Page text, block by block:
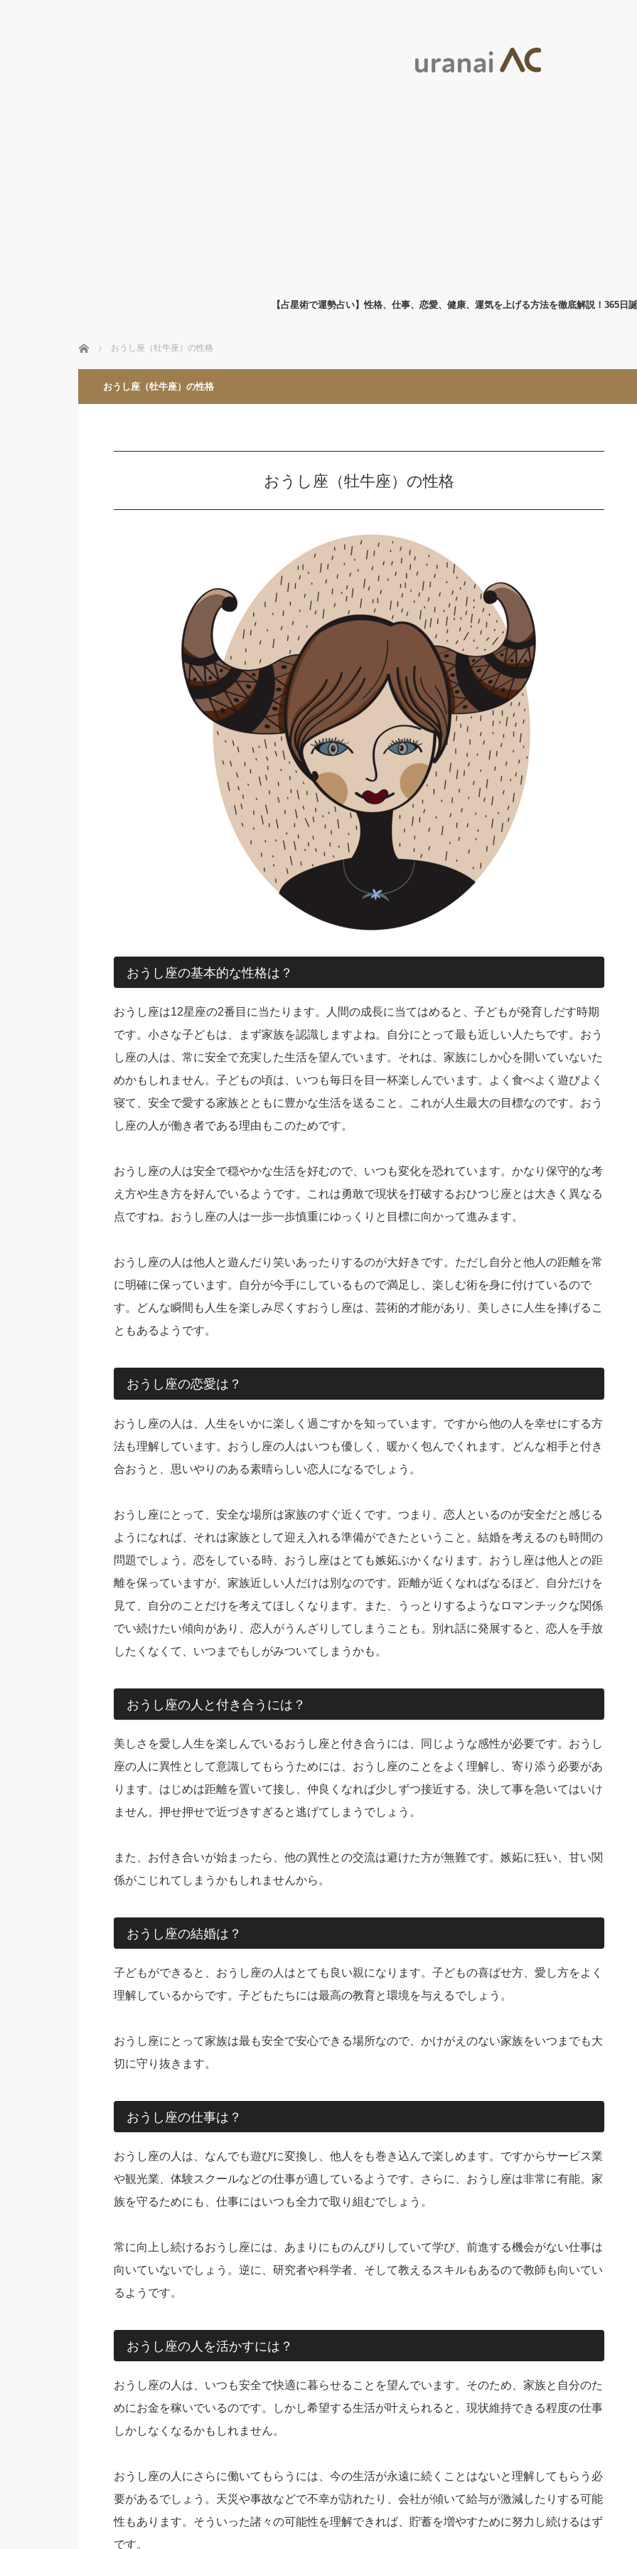
【占星術で運勢占い】性格、仕事、恋愛、健康、運気を上げる方法を徹底解説！365日
ホーム おうし座（牡牛座）の性格
おうし座（牡牛座）の性格
おうし座（牡牛座）の性格
おうし座の基本的な性格は？
おうし座は12星座の2番目に当たります。人間の成長に当てはめると、子どもが発育しだす時期
です。小さな子どもは、まず家族を認識しますよね。自分にとって最も近しい人たちです。おう
し座の人は、常に安全で充実した生活を望んでいます。それは、家族にしか心を開いていないた
めかもしれません。子どもの頃は、いつも毎日を目一杯楽しんでいます。よく食べよく遊びよく
寝て、安全で愛する家族とともに豊かな生活を送ること。これが人生最大の目標なのです。おう
し座の人が働き者である理由もこのためです。
おうし座の人は安全で穏やかな生活を好むので、いつも変化を恐れています。かなり保守的な考
え方や生き方を好んでいるようです。これは勇敢で現状を打破するおひつじ座とは大きく異なる
点ですね。おうし座の人は一歩一歩慎重にゆっくりと目標に向かって進みます。
おうし座の人は他人と遊んだり笑いあったりするのが大好きです。ただし自分と他人の距離を常
に明確に保っています。自分が今手にしているもので満足し、楽しむ術を身に付けているので
す。どんな瞬間も人生を楽しみ尽くすおうし座は、芸術的才能があり、美しさに人生を捧げるこ
ともあるようです。
おうし座の恋愛は？
おうし座の人は、人生をいかに楽しく過ごすかを知っています。ですから他の人を幸せにする方
法も理解しています。おうし座の人はいつも優しく、暖かく包んでくれます。どんな相手と付き
合おうと、思いやりのある素晴らしい恋人になるでしょう。
おうし座にとって、安全な場所は家族のすぐ近くです。つまり、恋人といるのが安全だと感じる
ようになれば、それは家族として迎え入れる準備ができたということ。結婚を考えるのも時間の
問題でしょう。恋をしている時、おうし座はとても嫉妬ぶかくなります。おうし座は他人との距
離を保っていますが、家族近しい人だけは別なのです。距離が近くなればなるほど、自分だけを
見て、自分のことだけを考えてほしくなります。また、うっとりするようなロマンチックな関係
でい続けたい傾向があり、恋人がうんざりしてしまうことも。別れ話に発展すると、恋人を手放
したくなくて、いつまでもしがみついてしまうかも。
おうし座の人と付き合うには？
美しさを愛し人生を楽しんでいるおうし座と付き合うには、同じような感性が必要です。おうし
座の人に異性として意識してもらうためには、おうし座のことをよく理解し、寄り添う必要があ
ります。はじめは距離を置いて接し、仲良くなれば少しずつ接近する。決して事を急いてはいけ
ません。押せ押せで近づきすぎると逃げてしまうでしょう。
また、お付き合いが始まったら、他の異性との交流は避けた方が無難です。嫉妬に狂い、甘い関
係がこじれてしまうかもしれませんから。
おうし座の結婚は？
子どもができると、おうし座の人はとても良い親になります。子どもの喜ばせ方、愛し方をよく
理解しているからです。子どもたちには最高の教育と環境を与えるでしょう。
おうし座にとって家族は最も安全で安心できる場所なので、かけがえのない家族をいつまでも大
切に守り抜きます。
おうし座の仕事は？
おうし座の人は、なんでも遊びに変換し、他人をも巻き込んで楽しめます。ですからサービス業
や観光業、体験スクールなどの仕事が適しているようです。さらに、おうし座は非常に有能。家
族を守るためにも、仕事にはいつも全力で取り組むでしょう。
常に向上し続けるおうし座には、あまりにものんびりしていて学び、前進する機会がない仕事は
向いていないでしょう。逆に、研究者や科学者、そして教えるスキルもあるので教師も向いてい
るようです。
おうし座の人を活かすには？
おうし座の人は、いつも安全で快適に暮らせることを望んでいます。そのため、家族と自分のた
めにお金を稼いでいるのです。しかし希望する生活が叶えられると、現状維持できる程度の仕事
しかしなくなるかもしれません。
おうし座の人にさらに働いてもらうには、今の生活が永遠に続くことはないと理解してもらう必
要があるでしょう。天災や事故などで不幸が訪れたり、会社が傾いて給与が激減したりする可能
性もあります。そういった諸々の可能性を理解できれば、貯蓄を増やすために努力し続けるはず
です。